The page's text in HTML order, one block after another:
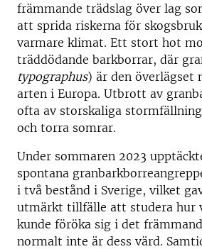
främmande trädslag över lag
att sprida riskerna för
varmare klimat. Ett stort hot
träddödande barkborrar, där
typographus) är den överlägset
arten i Europa. Utbrott av
ofta av storskaliga
och torra somrar.
Under sommaren 2023
spontana
i två bestånd i Sverige, vilket
utmärkt tillfälle att studera hur
kunde föröka sig i det
normalt inte är dess värd.